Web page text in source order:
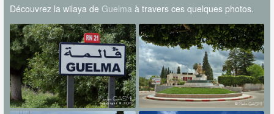
Découvrez la wilaya de Guelmaà travers ces quelques photos.